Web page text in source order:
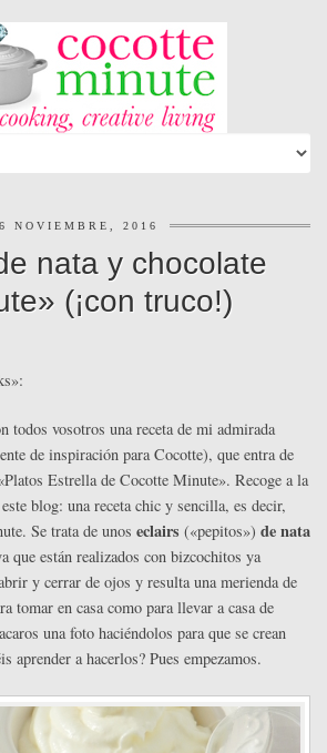
6 NOVIEMBRE, 2016
nata y chocolate
(¡con truco!)
todos vosotros una receta de mi admirada
de inspiración para Cocotte), que entra de
Estrella de Cocotte Minute». Recoge a la
blog: una receta chic y sencilla, es decir,
Se trata de unos eclairs («pepitos») de nata
que están realizados con bizcochitos ya
y cerrar de ojos y resulta una merienda de
tomar en casa como para llevar a casa de
una foto haciéndolos para que se crean
aprender a hacerlos? Pues empezamos.